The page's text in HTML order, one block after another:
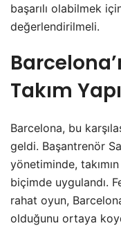
başarılı olabilmek
değerlendirilmeli.
Takım
Barcelona, bu
geldi. Başantrenör
yönetiminde,
biçimde uygulandı.
rahat oyun,
olduğunu ortaya